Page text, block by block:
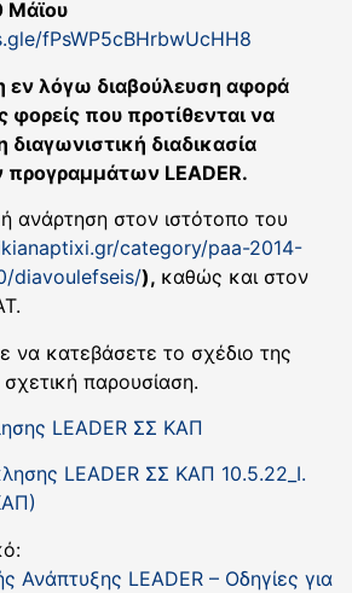
Μάϊου
fPsWP5cBHrbwUcHH8
εν λόγω διαβούλευση αφορά
φορείς που προτίθενται να
διαδικασία
προγραμμάτων LEADER.
ανάρτηση στον ιστότοπο του
category/paa-2014-
diavoulefseis/), καθώς και στον
να κατεβάσετε το σχέδιο της
παρουσίαση.
LEADER ΣΣ ΚΑΠ
LEADER ΣΣ ΚΑΠ 10.5.22_Ι.
Ανάπτυξης LEADER – Οδηγίες για